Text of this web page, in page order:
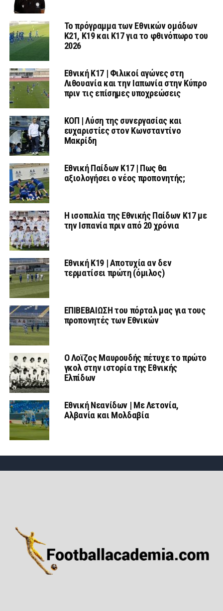
Το πρόγραμμα των Εθνικών ομάδων
Κ21, Κ19 και Κ17 για το φθινόπωρο του
2026
Εθνική K17 | Φιλικοί αγώνες στη
Λιθουανία και την Ιαπωνία στην Κύπρο
πριν τις επίσημες υποχρεώσεις
ΚΟΠ | Λύση της συνεργασίας και
ευχαριστίες στον Κωνσταντίνο
Μακρίδη
Εθνική Παίδων Κ17 | Πως θα
αξιολογήσει ο νέος προπονητής;
Η ισοπαλία της Εθνικής Παίδων Κ17 με
την Ισπανία πριν από 20 χρόνια
Εθνική Κ19 | Αποτυχία αν δεν
τερματίσει πρώτη (όμιλος)
ΕΠΙΒΕΒΑΙΩΣΗ του πόρταλ μας για τους
προπονητές των Εθνικών
Ο Λοϊζος Μαυρουδής πέτυχε το πρώτο
γκολ στην ιστορία της Εθνικής
Ελπίδων
Εθνική Νεανίδων | Mε Λετονία,
Αλβανία και Μολδαβία